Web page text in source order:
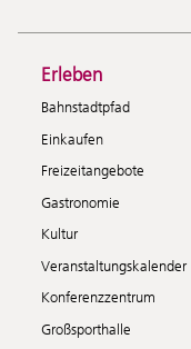
Erleben
Bahnstadtpfad
Einkaufen
Freizeitangebote
Gastronomie
Kultur
Veranstaltungskalender
Konferenzzentrum
Großsporthalle